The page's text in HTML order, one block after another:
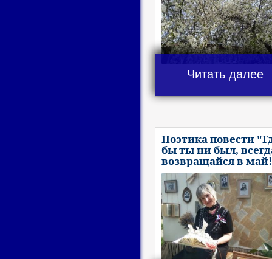
Читать далее
Поэтика повести
бы ты ни был,
возвращайся в